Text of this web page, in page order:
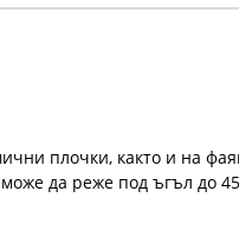
плочки, както и на
да реже под ъгъл до 45